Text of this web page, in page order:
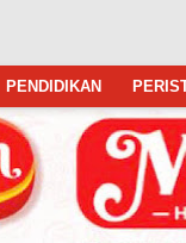
PENDIDIKAN